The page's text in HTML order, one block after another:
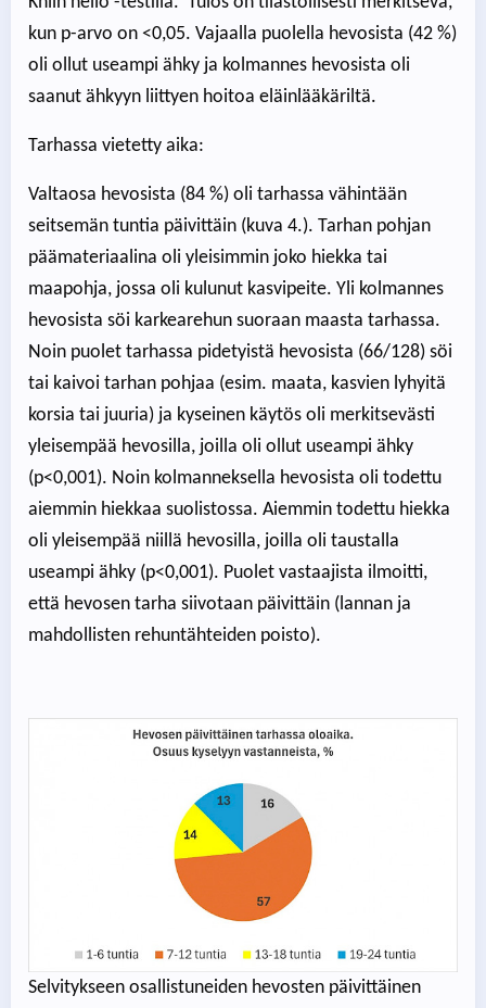
kun p-arvo on <0,05. Vajaalla puolella hevosista (42 %)
oli ollut useampi ähky ja kolmannes hevosista oli
saanut ähkyyn liittyen hoitoa eläinlääkäriltä.
Tarhassa vietetty aika:
Valtaosa hevosista (84 %) oli tarhassa vähintään
seitsemän tuntia päivittäin (kuva 4.). Tarhan pohjan
päämateriaalina oli yleisimmin joko hiekka tai
maapohja, jossa oli kulunut kasvipeite. Yli kolmannes
hevosista söi karkearehun suoraan maasta tarhassa.
Noin puolet tarhassa pidetyistä hevosista (66/128) söi
tai kaivoi tarhan pohjaa (esim. maata, kasvien lyhyitä
korsia tai juuria) ja kyseinen käytös oli merkitsevästi
yleisempää hevosilla, joilla oli ollut useampi ähky
(p<0,001). Noin kolmanneksella hevosista oli todettu
aiemmin hiekkaa suolistossa. Aiemmin todettu hiekka
oli yleisempää niillä hevosilla, joilla oli taustalla
useampi ähky (p<0,001). Puolet vastaajista ilmoitti,
että hevosen tarha siivotaan päivittäin (lannan ja
mahdollisten rehuntähteiden poisto).
Selvitykseen osallistuneiden hevosten päivittäinen